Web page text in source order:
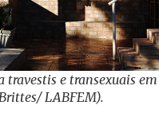
e transexuais em
LABFEM).